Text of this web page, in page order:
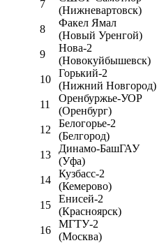
7
(Нижневартовск)
8
Факел Ямал
(Новый Уренгой)
9
Нова-2
(Новокуйбышевск)
10
Горький-2
(Нижний Новгород)
11
Оренбуржье-УОР
(Оренбург)
12
Белогорье-2
(Белгород)
13
Динамо-БашГАУ
(Уфа)
14
Кузбасс-2
(Кемерово)
15
Енисей-2
(Красноярск)
16
МГТУ-2
(Москва)